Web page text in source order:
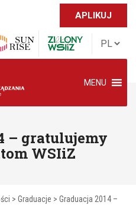
APLIKUJ
MENU
– gratulujemy
WSIiZ
> Graduacje > Graduacja 2014 –